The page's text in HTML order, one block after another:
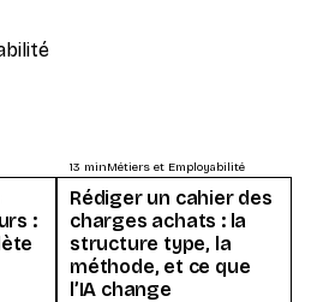
:
13 minMétiers et Employabilité
Rédiger un cahier des
charges achats : la
structure type, la
méthode, et ce que
l’IA change